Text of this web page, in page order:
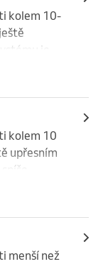
kolem 10-
je
kolem 10
upřesním
menší než